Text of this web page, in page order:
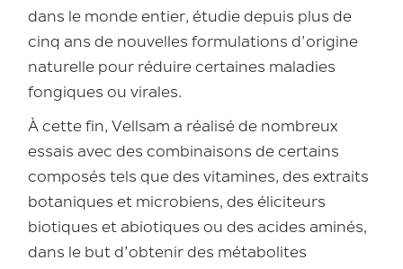
dans le monde entier, étudie depuis plus de
cinq ans de nouvelles formulations d’origine
naturelle pour réduire certaines maladies
fongiques ou virales.
À cette fin, Vellsam a réalisé de nombreux
essais avec des combinaisons de certains
composés tels que des vitamines, des extraits
botaniques et microbiens, des éliciteurs
biotiques et abiotiques ou des acides aminés,
dans le but d’obtenir des métabolites